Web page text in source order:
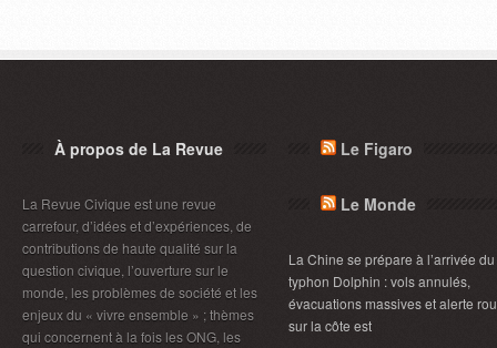
À propos de La Revue
La Revue Civique est une revue
carrefour, d’idées et d’expériences, de
contributions de haute qualité sur la
question civique, l’ouverture sur le
monde, les problèmes de société et les
enjeux du « vivre ensemble » ; thèmes
qui concernent à la fois les ONG, les
Le Figaro
Le Monde
La Chine se prépare à l’arrivée du
typhon Dolphin : vols annulés,
évacuations massives et alerte
sur la côte est